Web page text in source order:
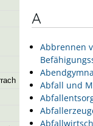
A
Abbrennen
Abfall und